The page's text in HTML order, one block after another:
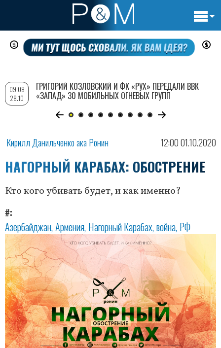
Перейти
содержанию
Кирилл Данильченко ака Ронин 12:00 01.10.2020
НАГОРНЫЙ КАРАБАХ: ОБОСТРЕНИЕ
Кто кого убивать будет, и как именно?
#
Азербайджан Армения Нагорный Карабах война РФ
09:08
28.10
ГРИГОРИЙ КОЗЛОВСКИЙ И ФК «РУХ» ПЕРЕДАЛИ ВВК
«ЗАПАД» 30 МОБИЛЬНЫХ ОГНЕВЫХ ГРУПП